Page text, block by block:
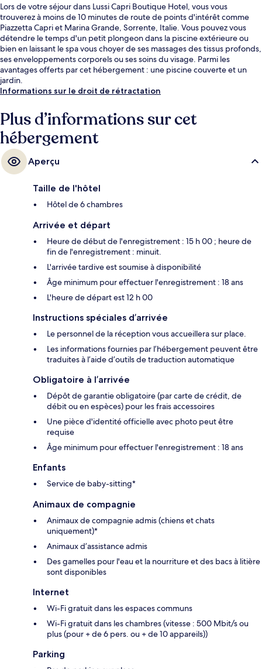
Lors de votre séjour dans Lussi Capri Boutique Hotel, vous vous
trouverez à moins de 10 minutes de route de points d'intérêt comme
Piazzetta Capri et Marina Grande, Sorrente, Italie. Vous pouvez vous
détendre le temps d'un petit plongeon dans la piscine extérieure ou
bien en laissant le spa vous choyer de ses massages des tissus profonds,
ses enveloppements corporels ou ses soins du visage. Parmi les
avantages offerts par cet hébergement : une piscine couverte et un
jardin.
Informations sur le droit de rétractation
Plus d’informations sur cet
hébergement
Aperçu
Taille de l'hôtel
Hôtel de 6 chambres
Arrivée et départ
Heure de début de l'enregistrement : 15 h 00 ; heure de
fin de l'enregistrement : minuit.
L'arrivée tardive est soumise à disponibilité
Âge minimum pour effectuer l'enregistrement : 18 ans
L'heure de départ est 12 h 00
Instructions spéciales d’arrivée
Le personnel de la réception vous accueillera sur place.
Les informations fournies par l’hébergement peuvent être
traduites à l’aide d’outils de traduction automatique
Obligatoire à l’arrivée
Dépôt de garantie obligatoire (par carte de crédit, de
débit ou en espèces) pour les frais accessoires
Une pièce d'identité officielle avec photo peut être
requise
Âge minimum pour effectuer l'enregistrement : 18 ans
Enfants
Service de baby-sitting*
Animaux de compagnie
Animaux de compagnie admis (chiens et chats
uniquement)*
Animaux d’assistance admis
Des gamelles pour l'eau et la nourriture et des bacs à litière
sont disponibles
Internet
Wi-Fi gratuit dans les espaces communs
Wi-Fi gratuit dans les chambres (vitesse : 500 Mbit/s ou
plus (pour + de 6 pers. ou + de 10 appareils))
Parking